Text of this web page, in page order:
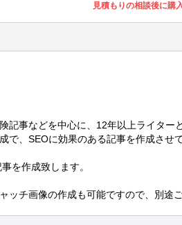
見積もりの相談後に購
記事などを中心に、12年以上ライター
で、SEOに効果のある記事を作成させて
を作成致します。
ッチ画像の作成も可能ですので、別途